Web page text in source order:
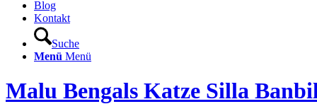
Blog
Kontakt
Suche
Menü Menü
Malu Bengals Katze Silla